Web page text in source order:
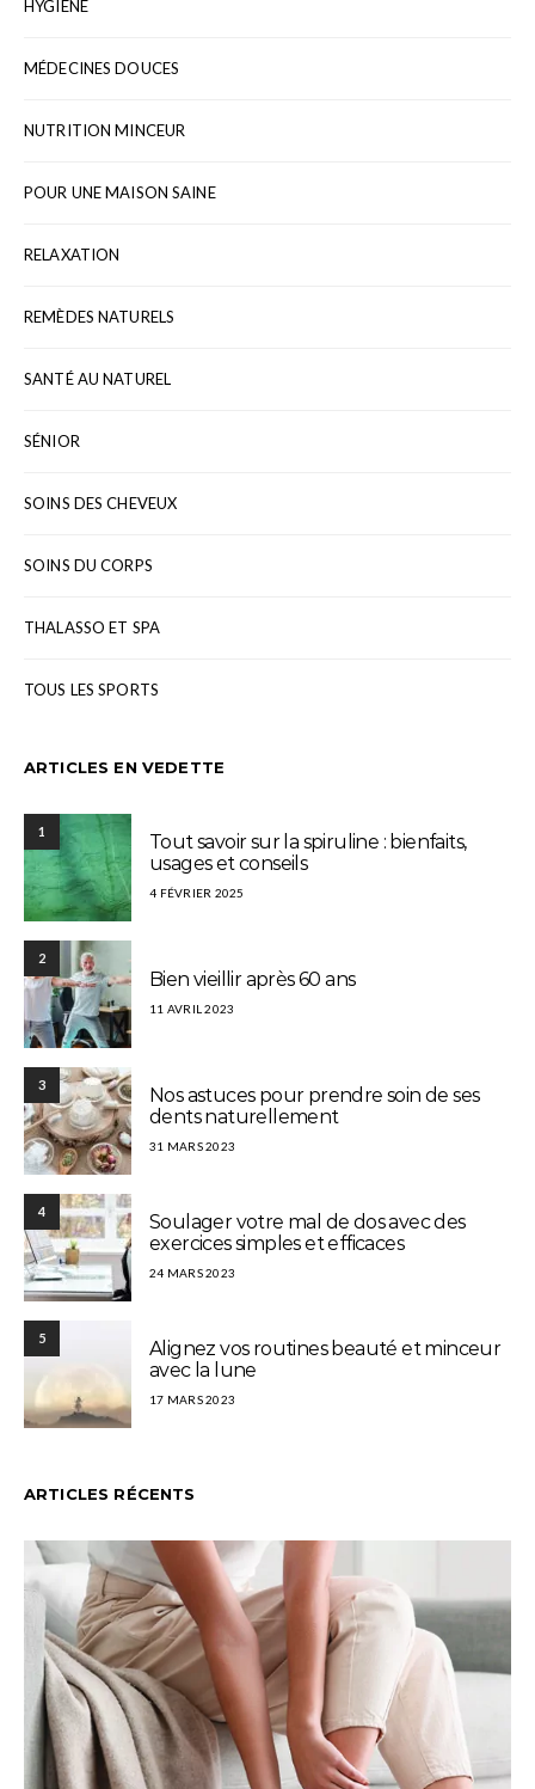
HYGIÈNE
MÉDECINES DOUCES
NUTRITION MINCEUR
POUR UNE MAISON SAINE
RELAXATION
REMÈDES NATURELS
SANTÉ AU NATUREL
SÉNIOR
SOINS DES CHEVEUX
SOINS DU CORPS
THALASSO ET SPA
TOUS LES SPORTS
ARTICLES EN VEDETTE
1
Tout savoir sur la spiruline : bienfaits,
usages et conseils
4 FÉVRIER 2025
2
Bien vieillir après 60 ans
11 AVRIL 2023
3
Nos astuces pour prendre soin de ses
dents naturellement
31 MARS 2023
4
Soulager votre mal de dos avec des
exercices simples et efficaces
24 MARS 2023
5
Alignez vos routines beauté et minceur
avec la lune
17 MARS 2023
ARTICLES RÉCENTS